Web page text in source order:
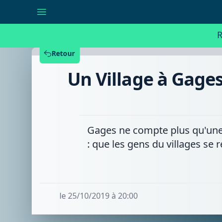
Retour
Un Village à
Gages ne compte plus
: que les gens du villages se
le 25/10/2019 à 20:00